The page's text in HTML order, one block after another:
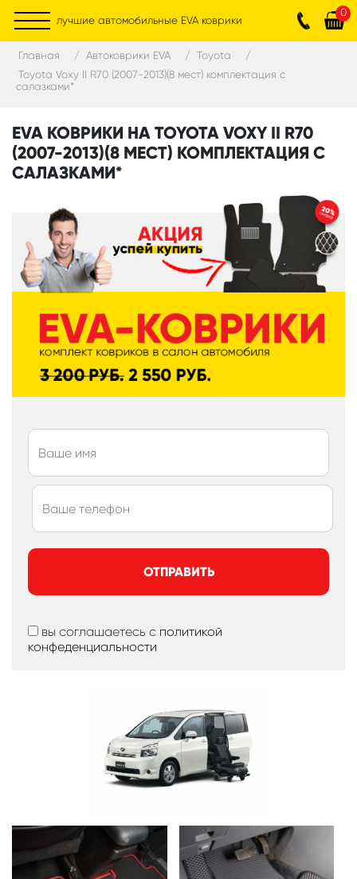
лучшие автомобильные EVA коврики
0
Главная Автоковрики EVA
Toyota
Toyota Voxy II R70 (2007-2013)(8 мест) комплектация с
салазками*
EVA КОВРИКИ НА TOYOTA VOXY II R70
(2007-2013)(8 МЕСТ) КОМПЛЕКТАЦИЯ С
САЛАЗКАМИ*
ОТПРАВИТЬ
вы соглашаетесь с политикой
конфеденциальности